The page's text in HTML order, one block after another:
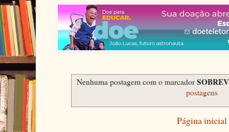
Nenhuma postagem com o marcador
postagens
Página inicial